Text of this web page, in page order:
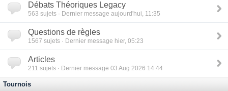
Débats Théoriques Legacy
563 sujets · Dernier message aujourd'hui, 11:35
Questions de règles
1567 sujets · Dernier message hier, 05:23
Articles
211 sujets · Dernier message 03 Aug 2026 14:44
Tournois